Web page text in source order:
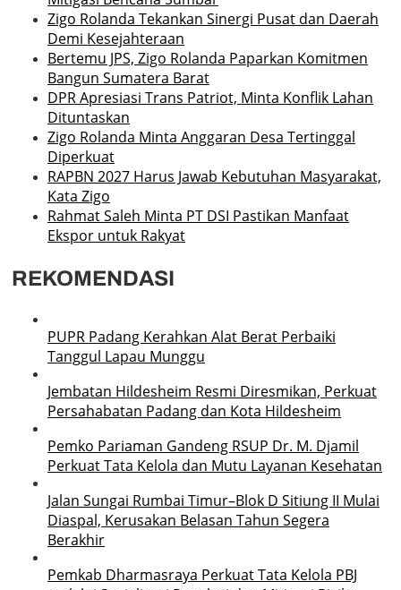
Zigo Rolanda Tekankan Sinergi Pusat dan Daerah
Demi Kesejahteraan
Bertemu JPS, Zigo Rolanda Paparkan Komitmen
Bangun Sumatera Barat
DPR Apresiasi Trans Patriot, Minta Konflik Lahan
Dituntaskan
Zigo Rolanda Minta Anggaran Desa Tertinggal
Diperkuat
RAPBN 2027 Harus Jawab Kebutuhan Masyarakat,
Kata Zigo
Rahmat Saleh Minta PT DSI Pastikan Manfaat
Ekspor untuk Rakyat
REKOMENDASI
PUPR Padang Kerahkan Alat Berat Perbaiki
Tanggul Lapau Munggu
Jembatan Hildesheim Resmi Diresmikan, Perkuat
Persahabatan Padang dan Kota Hildesheim
Pemko Pariaman Gandeng RSUP Dr. M. Djamil
Perkuat Tata Kelola dan Mutu Layanan Kesehatan
Jalan Sungai Rumbai Timur–Blok D Sitiung II Mulai
Diaspal, Kerusakan Belasan Tahun Segera
Berakhir
Pemkab Dharmasraya Perkuat Tata Kelola PBJ